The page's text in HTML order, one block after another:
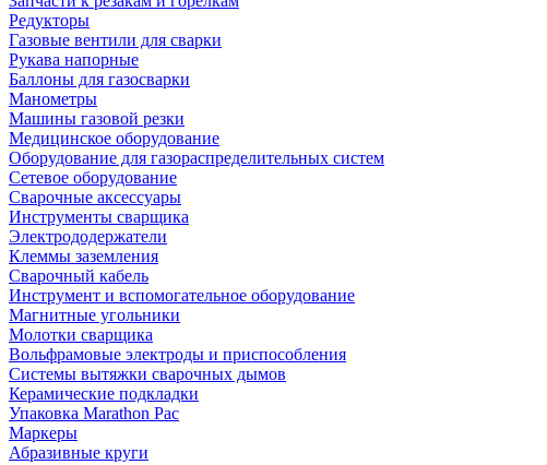
Редукторы
Газовые вентили для сварки
Рукава напорные
Баллоны для газосварки
Манометры
Машины газовой резки
Медицинское оборудование
Оборудование для газораспределительных систем
Сетевое оборудование
Сварочные аксессуары
Инструменты сварщика
Электрододержатели
Клеммы заземления
Сварочный кабель
Инструмент и вспомогательное оборудование
Магнитные угольники
Молотки сварщика
Вольфрамовые электроды и приспособления
Системы вытяжки сварочных дымов
Керамические подкладки
Упаковка Marathon Pac
Маркеры
Абразивные круги